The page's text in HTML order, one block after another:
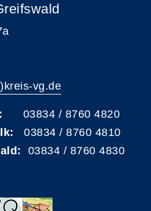
vg.de
03834 / 8760 4820
03834 / 8760 4810
03834 / 8760 4830